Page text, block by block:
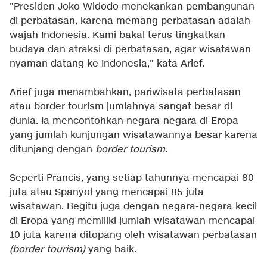
"Presiden Joko Widodo menekankan pembangunan
di perbatasan, karena memang perbatasan adalah
wajah Indonesia. Kami bakal terus tingkatkan
budaya dan atraksi di perbatasan, agar wisatawan
nyaman datang ke Indonesia," kata Arief.
Arief juga menambahkan, pariwisata perbatasan
atau border tourism jumlahnya sangat besar di
dunia. Ia mencontohkan negara-negara di Eropa
yang jumlah kunjungan wisatawannya besar karena
ditunjang dengan border tourism.
Seperti Prancis, yang setiap tahunnya mencapai 80
juta atau Spanyol yang mencapai 85 juta
wisatawan. Begitu juga dengan negara-negara kecil
di Eropa yang memiliki jumlah wisatawan mencapai
10 juta karena ditopang oleh wisatawan perbatasan
(border tourism)yang baik.